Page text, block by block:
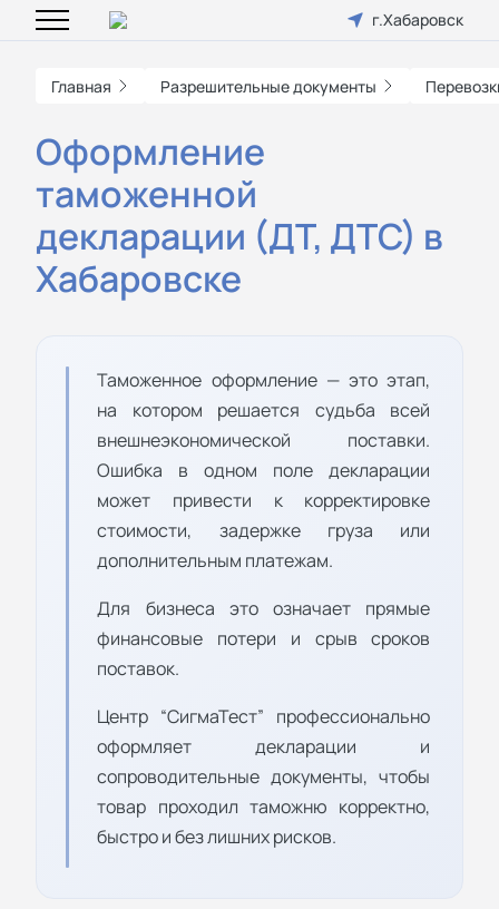
г.Хабаровск
Главная Разрешительные документы
Оформление
таможенной
декларации (ДТ, ДТС) в
Хабаровске
Таможенное оформление — это этап,
на котором решается судьба всей
внешнеэкономической поставки.
Ошибка в одном поле декларации
может привести к корректировке
стоимости, задержке груза или
дополнительным платежам.
Для бизнеса это означает прямые
финансовые потери и срыв сроков
поставок.
Центр “СигмаТест” профессионально
оформляет декларации и
сопроводительные документы, чтобы
товар проходил таможню корректно,
быстро и без лишних рисков.